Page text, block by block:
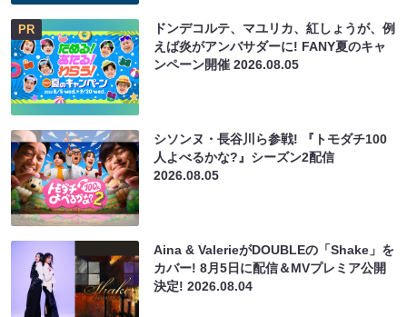
PR
ドンデコルテ、マユリカ、紅しょうが、例
えば炎がアンバサダーに! FANY夏のキャ
ンペーン開催2026.08.05
シソンヌ・長谷川ら参戦! 『トモダチ100
人よべるかな?』シーズン2配信
2026.08.05
Aina & ValerieがDOUBLEの「Shake」を
カバー! 8月5日に配信＆MVプレミア公開
決定!2026.08.04